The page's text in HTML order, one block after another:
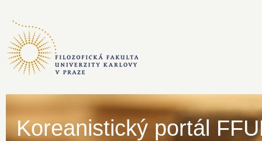
Koreanistický portál